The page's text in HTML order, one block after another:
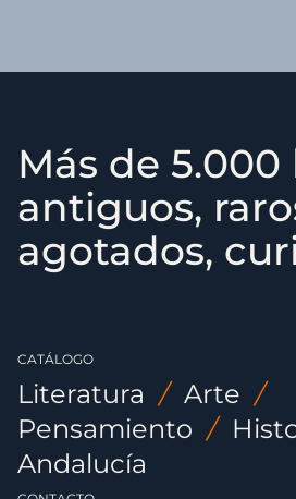
Más de 5.000
antiguos,
agotados,
CATÁLOGO
Literatura / Arte /
Pensamiento /
Andalucía